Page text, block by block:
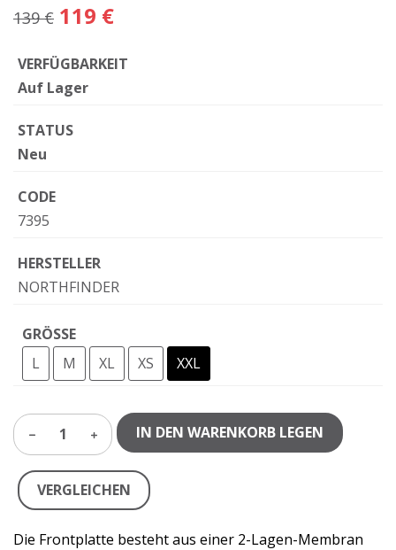
139 € 119 €
VERFÜGBARKEIT
Auf Lager
STATUS
Neu
CODE
7395
HERSTELLER
NORTHFINDER
GRÖSSE
L
M XL XS XXL
1 IN DEN WARENKORB LEGEN
VERGLEICHEN
Die Frontplatte besteht aus einer 2-Lagen-Membran